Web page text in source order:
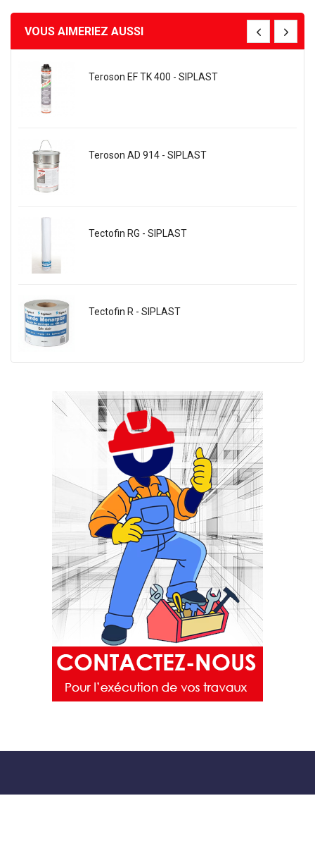
VOUS AIMERIEZ AUSSI
Teroson EF TK 400 - SIPLAST
Teroson AD 914 - SIPLAST
Tectofin RG - SIPLAST
Tectofin R - SIPLAST